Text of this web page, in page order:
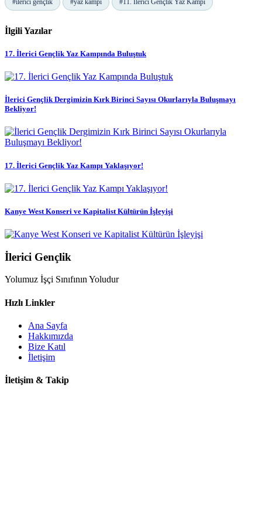
#ilerici gençlik #yaz kampı #11. İlerici Gençlik Yaz Kampı
İlgili Yazılar
17. İlerici Gençlik Yaz Kampında Buluştuk
İlerici Gençlik Dergimizin Kırk Birinci Sayısı Okurlarıyla Buluşmayı
Bekliyor!
17. İlerici Gençlik Yaz Kampı Yaklaşıyor!
Kanye West Konseri ve Kapitalist Kültürün İşleyişi
İlerici Gençlik
Yolumuz İşçi Sınıfının Yoludur
Hızlı Linkler
Ana Sayfa
Hakkımızda
Bize Katıl
İletişim
İletişim & Takip